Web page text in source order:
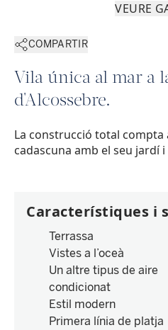
VEURE
COMPARTIR
Vila única al mar a
d'Alcossebre.
La construcció total compta
cadascuna amb el seu jardí i
Característiques i
Terrassa
Vistes a l’oceà
Un altre tipus de aire
condicionat
Estil modern
Primera línia de platja